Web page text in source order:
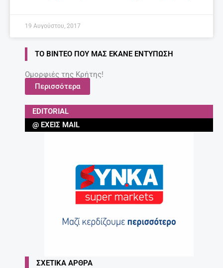
19 Αυγούστου, 2017
ΤΟ ΒΊΝΤΕΟ ΠΟΥ ΜΑΣ ΈΚΑΝΕ ΕΝΤΎΠΩΣΗ
Ομορφιές της Κρήτης!
Περισσότερα
EDITORIAL
@ ΈΧΕΙΣ MAIL
ΣΧΕΤΙΚΆ ΆΡΘΡΑ